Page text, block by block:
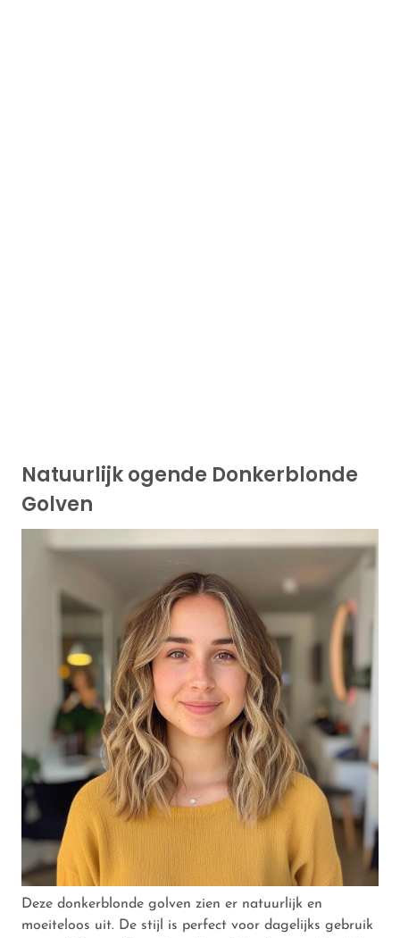
Natuurlijk ogende Donkerblonde
Golven
Deze donkerblonde golven zien er natuurlijk en
moeiteloos uit. De stijl is perfect voor dagelijks gebruik